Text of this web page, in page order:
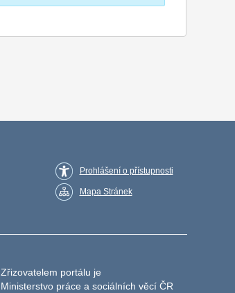
Prohlášení o přístupnosti
Mapa Stránek
Zřizovatelem portálu je
Ministerstvo práce a sociálních věcí ČR